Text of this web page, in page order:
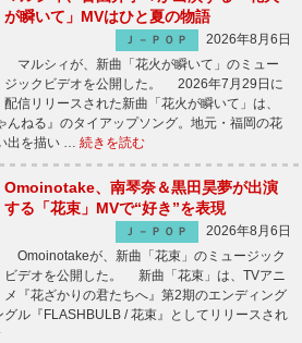
が瞬いて」MVはひと夏の物語
Ｊ－ＰＯＰ
2026年8月6日
マルシィが、新曲「花火が瞬いて」のミュー
ジックビデオを公開した。 2026年7月29日に
配信リリースされた新曲「花火が瞬いて」は、
んねる』のタイアップソング。地元・福岡の花
出を描い … 続きを読む
Omoinotake、南琴奈＆黒田昊夢が出演
する「花束」MVで“好き”を表現
Ｊ－ＰＯＰ
2026年8月6日
Omoinotakeが、新曲「花束」のミュージック
ビデオを公開した。 新曲「花束」は、TVアニ
メ『花ざかりの君たちへ』第2期のエンディング
ル『FLASHBULB / 花束』としてリリースされ